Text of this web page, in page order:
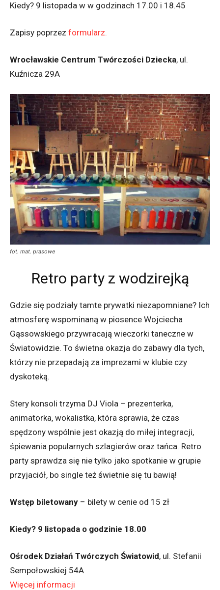
Kiedy? 9 listopada w w godzinach 17.00 i 18.45
Zapisy poprzez formularz.
Wrocławskie Centrum Twórczości Dziecka, ul.
Kuźnicza 29A
fot. mat. prasowe
Retro party z wodzirejką
Gdzie się podziały tamte prywatki niezapomniane? Ich
atmosferę wspominaną w piosence Wojciecha
Gąssowskiego przywracają wieczorki taneczne w
Światowidzie. To świetna okazja do zabawy dla tych,
którzy nie przepadają za imprezami w klubie czy
dyskoteką.
Stery konsoli trzyma DJ Viola – prezenterka,
animatorka, wokalistka, która sprawia, że czas
spędzony wspólnie jest okazją do miłej integracji,
śpiewania popularnych szlagierów oraz tańca. Retro
party sprawdza się nie tylko jako spotkanie w grupie
przyjaciół, bo single też świetnie się tu bawią!
Wstęp biletowany – bilety w cenie od 15 zł
Kiedy? 9 listopada o godzinie 18.00
Ośrodek Działań Twórczych Światowid, ul. Stefanii
Sempołowskiej 54A
Więcej informacji